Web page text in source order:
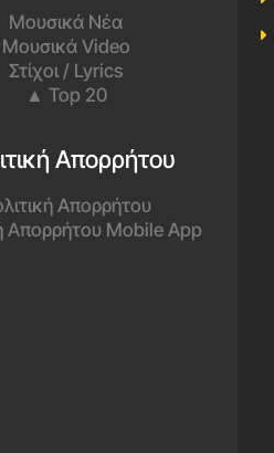
Μουσικά Νέα
Μουσικά Video
Στίχοι / Lyrics
▲ Top 20
Απορρήτου
Απορρήτου
Απορρήτου Mobile App